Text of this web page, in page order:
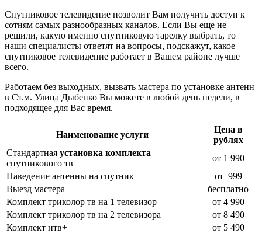
Спутниковое телевидение позволит Вам получить доступ к
сотням самых разнообразных каналов. Если Вы еще не
решили, какую именно спутниковую тарелку выбрать, то
наши специалисты ответят на вопросы, подскажут, какое
спутниковое телевидение работает в Вашем районе лучше
всего.
Работаем без выходных, вызвать мастера по установке антенн
в Ст.м. Улица Дыбенко Вы можете в любой день недели, в
подходящее для Вас время.
Наименование услуги
Цена в
рублях
Стандартная установка комплекта
спутникового тв
от 1 990
Наведение антенны на спутник
от 999
Выезд мастера
бесплатно
Комплект триколор тв на 1 телевизор
от 4 990
Комплект триколор тв на 2 телевизора
от 8 490
Комплект нтв+
от 5 490